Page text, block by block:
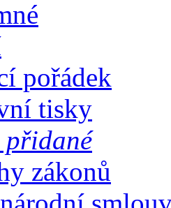
pořádek
tisky
přidané
zákonů